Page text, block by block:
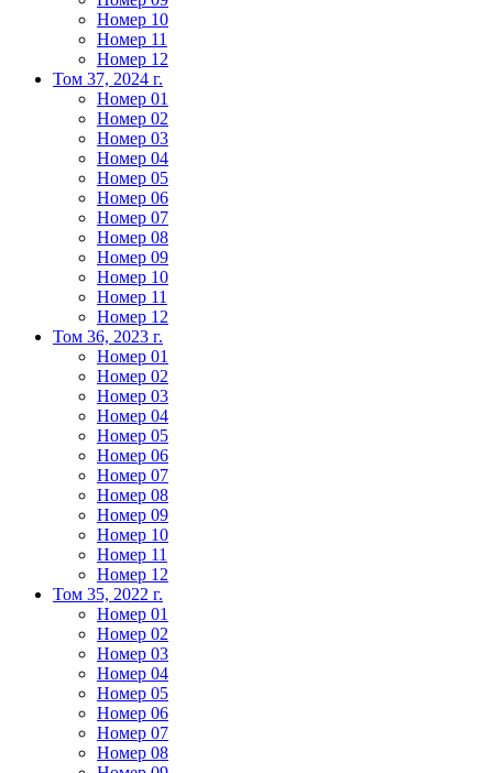
Номер 10
Номер 11
Номер 12
Том 37, 2024 г.
Номер 01
Номер 02
Номер 03
Номер 04
Номер 05
Номер 06
Номер 07
Номер 08
Номер 09
Номер 10
Номер 11
Номер 12
Том 36, 2023 г.
Номер 01
Номер 02
Номер 03
Номер 04
Номер 05
Номер 06
Номер 07
Номер 08
Номер 09
Номер 10
Номер 11
Номер 12
Том 35, 2022 г.
Номер 01
Номер 02
Номер 03
Номер 04
Номер 05
Номер 06
Номер 07
Номер 08